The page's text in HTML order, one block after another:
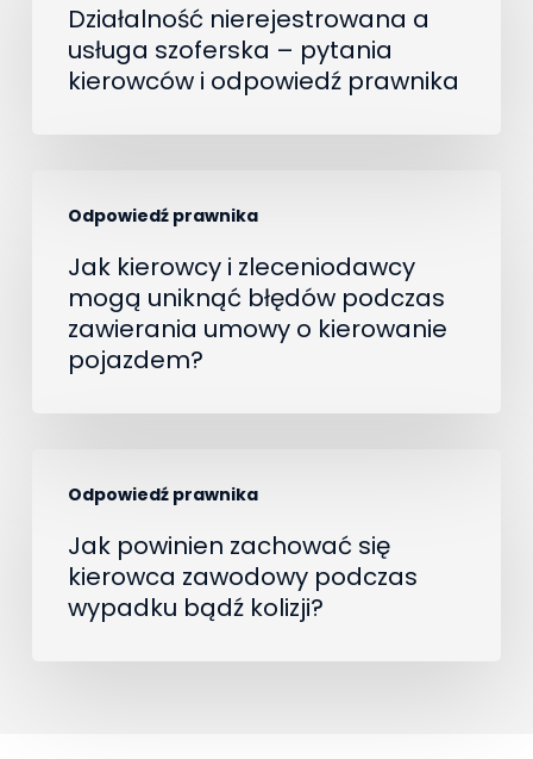
usługa
szoferska
kierowców
odpowiedź
prawnika
Działalność nierejestrowana a
usługa szoferska – pytania
kierowców i odpowiedź prawnika
Odpowiedź prawnika
kierowcy
zleceniodawcy
mogą
uniknąć
błędów
zawierania
umowy
kierowanie
Jak kierowcy i zleceniodawcy
mogą uniknąć błędów podczas
zawierania umowy o kierowanie
pojazdem?
Odpowiedź prawnika
powinien
zachować
kierowca
zawodowy
Jak powinien zachować się
kierowca zawodowy podczas
wypadku bądź kolizji?